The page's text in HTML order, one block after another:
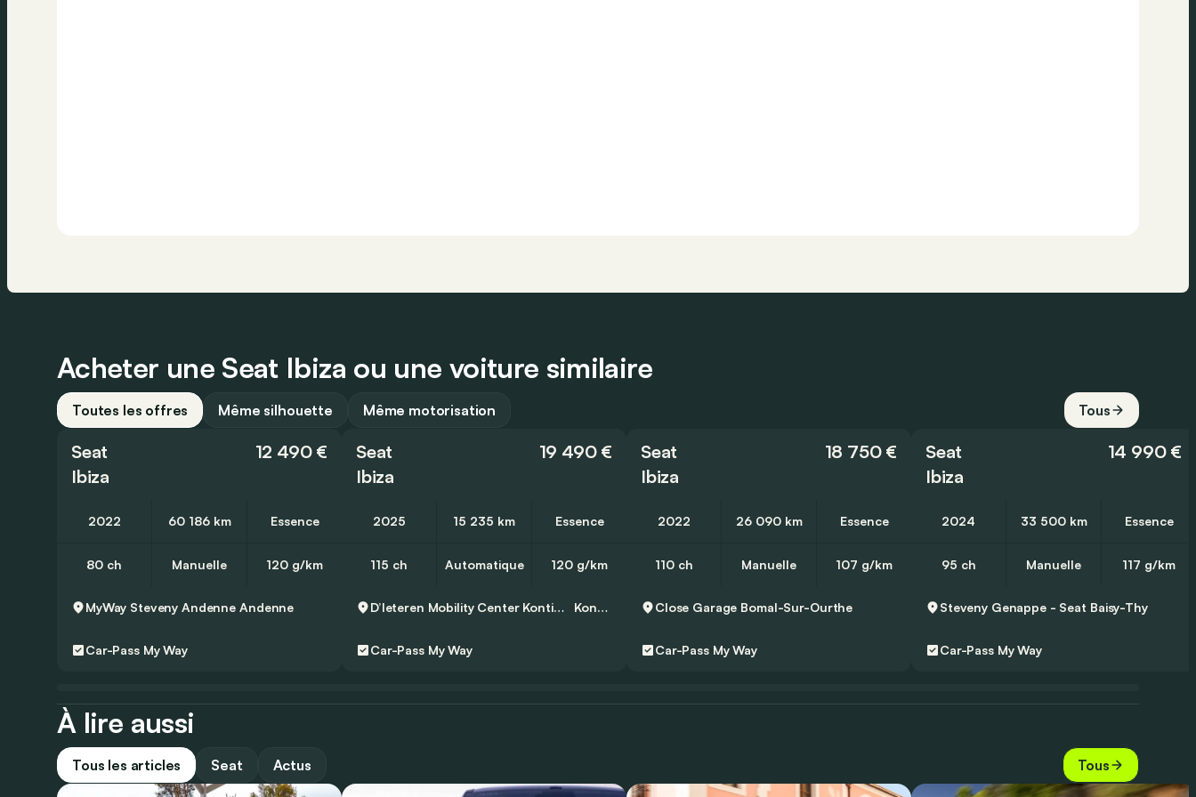
Acheter une Seat Ibiza ou une voiture similaire
Toutes les offres Même silhouette Même motorisation Tous
Seat
Ibiza
12 490 €
2022 60 186 km Essence
80 ch Manuelle 120 g/km
MyWay Steveny Andenne Andenne
Car-Pass My Way
Seat
Ibiza
19 490 €
2025 15 235 km Essence
115 ch Automatique 120 g/km
D’Ieteren Mobility Center Kontich - Seat Kontich
Car-Pass My Way
Seat
Ibiza
18 750 €
2022 26 090 km Essence
110 ch Manuelle 107 g/km
Close Garage Bomal-Sur-Ourthe
Car-Pass My Way
Seat
Ibiza
14 990 €
2024 33 500 km Essence
95 ch Manuelle 117 g/km
Steveny Genappe - Seat Baisy-Thy
Car-Pass My Way
À lire aussi
Tous les articles Seat Actus Tous